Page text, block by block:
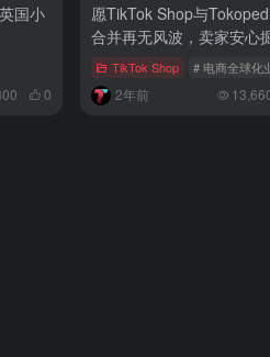
国小
0
愿TikTok Shop与
合并再无风波，卖家安心
TikTok Shop # 电商全球化
2年前